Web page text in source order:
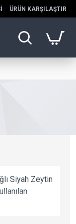
ÜRÜN KARŞILAŞTIR
Siyah Zeytin